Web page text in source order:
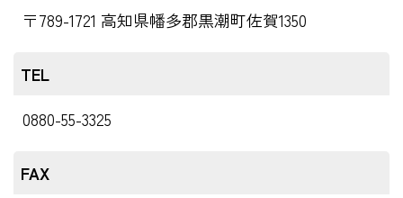
〒789-1721 高知県幡多郡黒潮町佐賀1350
TEL
0880-55-3325
FAX